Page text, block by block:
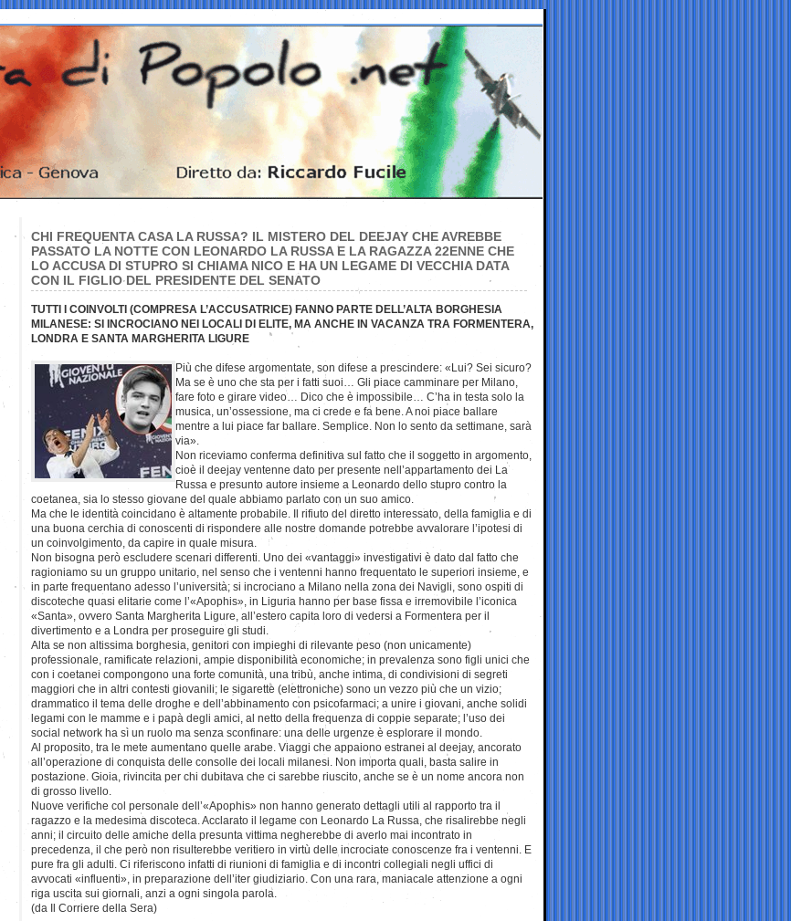
CHI FREQUENTA CASA LA RUSSA? IL MISTERO DEL DEEJAY CHE AVREBBE
PASSATO LA NOTTE CON LEONARDO LA RUSSA E LA RAGAZZA 22ENNE CHE
LO ACCUSA DI STUPRO SI CHIAMA NICO E HA UN LEGAME DI VECCHIA DATA
CON IL FIGLIO DEL PRESIDENTE DEL SENATO
TUTTI I COINVOLTI (COMPRESA L’ACCUSATRICE) FANNO PARTE DELL’ALTA BORGHESIA
MILANESE: SI INCROCIANO NEI LOCALI DI ELITE, MA ANCHE IN VACANZA TRA FORMENTERA,
LONDRA E SANTA MARGHERITA LIGURE
Più che difese argomentate, son difese a prescindere: «Lui? Sei sicuro?
Ma se è uno che sta per i fatti suoi… Gli piace camminare per Milano,
fare foto e girare video… Dico che è impossibile… C’ha in testa solo la
musica, un’ossessione, ma ci crede e fa bene. A noi piace ballare
mentre a lui piace far ballare. Semplice. Non lo sento da settimane, sarà
via».
Non riceviamo conferma definitiva sul fatto che il soggetto in argomento,
cioè il deejay ventenne dato per presente nell’appartamento dei La
Russa e presunto autore insieme a Leonardo dello stupro contro la
coetanea, sia lo stesso giovane del quale abbiamo parlato con un suo amico.
Ma che le identità coincidano è altamente probabile. Il rifiuto del diretto interessato, della famiglia e di
una buona cerchia di conoscenti di rispondere alle nostre domande potrebbe avvalorare l’ipotesi di
un coinvolgimento, da capire in quale misura.
Non bisogna però escludere scenari differenti. Uno dei «vantaggi» investigativi è dato dal fatto che
ragioniamo su un gruppo unitario, nel senso che i ventenni hanno frequentato le superiori insieme, e
in parte frequentano adesso l’università; si incrociano a Milano nella zona dei Navigli, sono ospiti di
discoteche quasi elitarie come l’«Apophis», in Liguria hanno per base fissa e irremovibile l’iconica
«Santa», ovvero Santa Margherita Ligure, all’estero capita loro di vedersi a Formentera per il
divertimento e a Londra per proseguire gli studi.
Alta se non altissima borghesia, genitori con impieghi di rilevante peso (non unicamente)
professionale, ramificate relazioni, ampie disponibilità economiche; in prevalenza sono figli unici che
con i coetanei compongono una forte comunità, una tribù, anche intima, di condivisioni di segreti
maggiori che in altri contesti giovanili; le sigarette (elettroniche) sono un vezzo più che un vizio;
drammatico il tema delle droghe e dell’abbinamento con psicofarmaci; a unire i giovani, anche solidi
legami con le mamme e i papà degli amici, al netto della frequenza di coppie separate; l’uso dei
social network ha sì un ruolo ma senza sconfinare: una delle urgenze è esplorare il mondo.
Al proposito, tra le mete aumentano quelle arabe. Viaggi che appaiono estranei al deejay, ancorato
all’operazione di conquista delle consolle dei locali milanesi. Non importa quali, basta salire in
postazione. Gioia, rivincita per chi dubitava che ci sarebbe riuscito, anche se è un nome ancora non
di grosso livello.
Nuove verifiche col personale dell’«Apophis» non hanno generato dettagli utili al rapporto tra il
ragazzo e la medesima discoteca. Acclarato il legame con Leonardo La Russa, che risalirebbe negli
anni; il circuito delle amiche della presunta vittima negherebbe di averlo mai incontrato in
precedenza, il che però non risulterebbe veritiero in virtù delle incrociate conoscenze fra i ventenni. E
pure fra gli adulti. Ci riferiscono infatti di riunioni di famiglia e di incontri collegiali negli uffici di
avvocati «influenti», in preparazione dell’iter giudiziario. Con una rara, maniacale attenzione a ogni
riga uscita sui giornali, anzi a ogni singola parola.
(da Il Corriere della Sera)